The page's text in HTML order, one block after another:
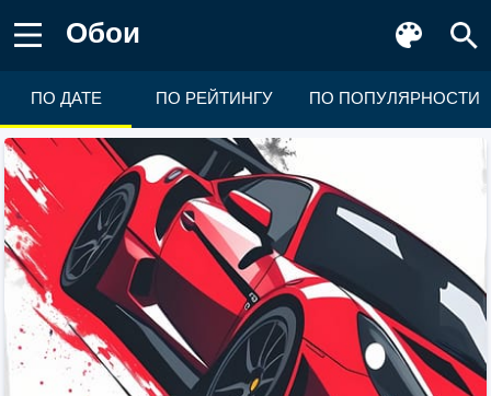
Обои
ПО ДАТЕ ПО РЕЙТИНГУ ПО ПОПУЛЯРНОСТИ